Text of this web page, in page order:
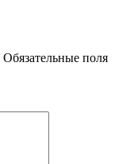
Обязательные поля